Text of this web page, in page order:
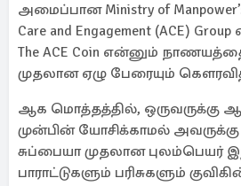
அமைப்பான Ministry of Manpower’s
Care and Engagement (ACE)
The ACE Coin என்னும்
முதலான ஏழு பேரையும்
ஆக மொத்தத்தில், ஒருவருக்கு
முன்பின் யோசிக்காமல்
சுப்பையா முதலான புலம்பெயர்
பாராட்டுகளும் பரிசுகளும்